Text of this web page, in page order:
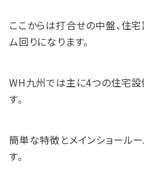
ここからは打合せの中盤、住
ム回りになります。
WH九州では主に4つの住宅設
す。
簡単な特徴とメインショール
す。